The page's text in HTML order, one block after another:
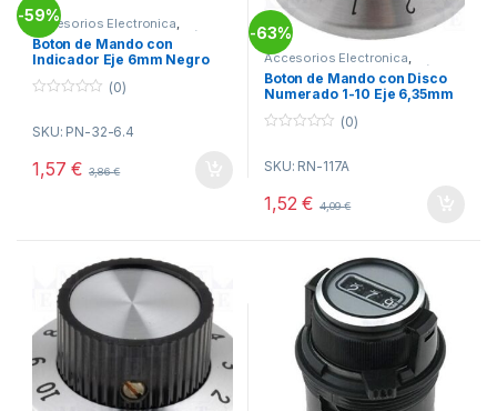
-59%
Accesorios Electronica,
Botones de Mando Electrónica
Boton de Mando con
Indicador Eje 6mm Negro
u
(0)
SKU: PN-32-6.4
1,57€ 3,86€
-63%
Accesorios Electronica,
Botones de Mando Electrónica
Boton de Mando con Disco
Numerado 1-10 Eje 6,35mm
u
(0)
SKU: RN-117A
1,52€ 4,09€